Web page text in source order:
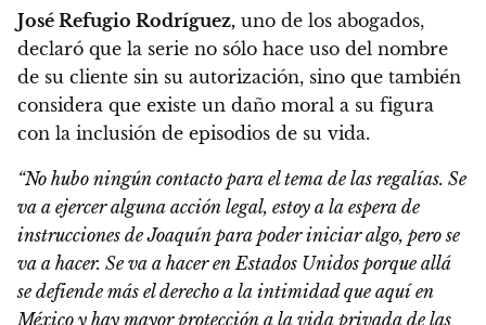
José Refugio Rodríguez, uno de los abogados,
declaró que la serie no sólo hace uso del nombre
de su cliente sin su autorización, sino que también
considera que existe un daño moral a su figura
con la inclusión de episodios de su vida.
“No hubo ningún contacto para el tema de las regalías. Se
va a ejercer alguna acción legal, estoy a la espera de
instrucciones de Joaquín para poder iniciar algo, pero se
va a hacer. Se va a hacer en Estados Unidos porque allá
se defiende más el derecho a la intimidad que aquí en
México y hay mayor protección a la vida privada de las